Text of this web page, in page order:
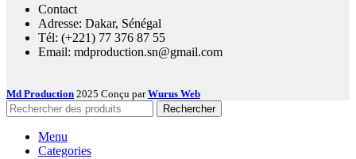
Contact
Adresse: Dakar, Sénégal
Tél: (+221) 77 376 87 55
Email: mdproduction.sn@gmail.com
Md Production 2025 Conçu parWurus Web
Rechercher
Menu
Categories